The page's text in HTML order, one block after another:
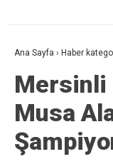
Ana Sayfa › Haber
Mersinli
Musa